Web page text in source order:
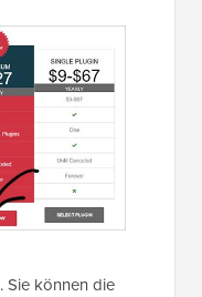
Sie können die